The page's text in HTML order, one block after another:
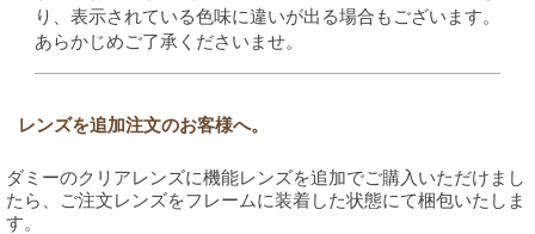
り、表示されている色味に違いが出る場合もございます。
あらかじめご了承くださいませ。
レンズを追加注文のお客様へ。
ダミーのクリアレンズに機能レンズを追加でご購入いただけまし
たら、ご注文レンズをフレームに装着した状態にて梱包いたしま
す。